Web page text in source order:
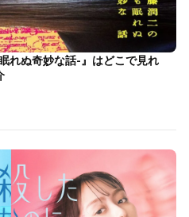
れぬ奇妙な話-』はどこで見れ